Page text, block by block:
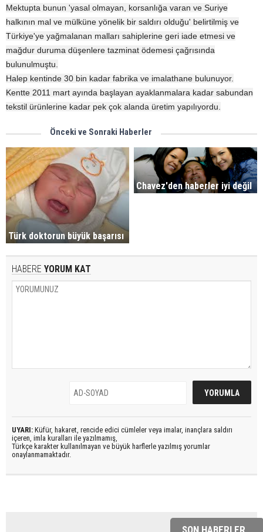
Mektupta bunun 'yasal olmayan, korsanlığa varan ve Suriye
halkının mal ve mülküne yönelik bir saldırı olduğu' belirtilmiş ve
Türkiye'ye yağmalanan malları sahiplerine geri iade etmesi ve
mağdur duruma düşenlere tazminat ödemesi çağrısında
bulunulmuştu.
Halep kentinde 30 bin kadar fabrika ve imalathane bulunuyor.
Kentte 2011 mart ayında başlayan ayaklanmalara kadar sabundan
tekstil ürünlerine kadar pek çok alanda üretim yapılıyordu.
Önceki ve Sonraki Haberler
Türk doktorun büyük başarısı
Chavez'den haberler iyi değil
HABERE YORUM KAT
UYARI: Küfür, hakaret, rencide edici cümleler veya imalar, inançlara saldırı
içeren, imla kuralları ile yazılmamış,
Türkçe karakter kullanılmayan ve büyük harflerle yazılmış yorumlar
onaylanmamaktadır.
SON HABERLER